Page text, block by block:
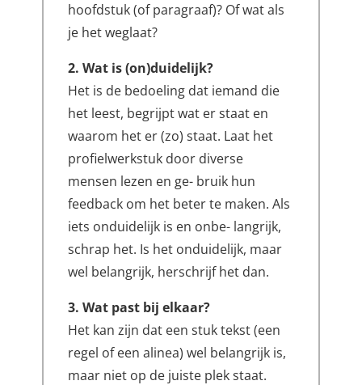
hoofdstuk (of paragraaf)? Of wat als
je het weglaat?
2. Wat is (on)duidelijk?
Het is de bedoeling dat iemand die
het leest, begrijpt wat er staat en
waarom het er (zo) staat. Laat het
profielwerkstuk door diverse
mensen lezen en ge- bruik hun
feedback om het beter te maken. Als
iets onduidelijk is en onbe- langrijk,
schrap het. Is het onduidelijk, maar
wel belangrijk, herschrijf het dan.
3. Wat past bij elkaar?
Het kan zijn dat een stuk tekst (een
regel of een alinea) wel belangrijk is,
maar niet op de juiste plek staat.